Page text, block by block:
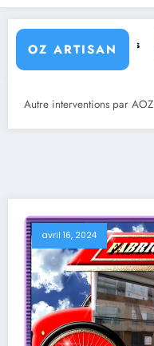
OZ ARTISAN
Nos services
Autre interventions par
avril 16, 2024